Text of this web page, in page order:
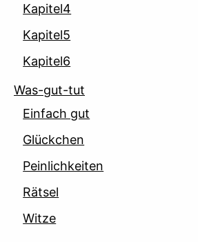
Kapitel4
Kapitel5
Kapitel6
Was-gut-tut
Einfach gut
Glückchen
Peinlichkeiten
Rätsel
Witze